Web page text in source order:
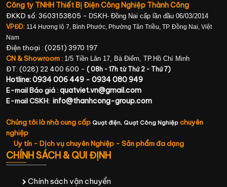
Công ty TNHH Thiết Bị Điện Công Nghiệp Thành Công
ĐKKD số: 3603153805 - DSKH- Đồng Nai cấp lần đầu 06/03/2014
VPĐD: 114 Hương lộ 7, Bình Phước, Phường Tân Triều, TP. Đồng Nai, Việt
Nam
Điện thoại : (0251) 3970 197
CN & Showroom : 1/5 Tiền Lân 17, Bà Điểm, TP.Hồ Chí Minh
ĐT: (028) 22 400 600 - ( 08h - 17h từ Thứ 2 - Thứ 7)
Hotline: 0934 006 449 - 0934 080 949
E-mail Báo giá :quatviet.vn@gmail.com
E-mail CSKH: info@thanhcong-group.com
Chúng tôi là nhà cung cấp Quạt điện, Quạt Công Nghiệp chuyên
nghiệp
Uy tín - Dịch vụ chuyên Nghiệp - Sản phẩm đa dạng
CHÍNH SÁCH & QUI ĐỊNH
Chính sách vận chuyển